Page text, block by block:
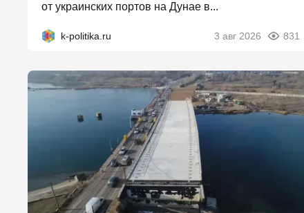
от украинских портов на Дунае в...
k-politika.ru 3 авг 2026 831